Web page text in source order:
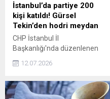
İstanbul’da partiye 200
kişi katıldı! Gürsel
Tekin’den hodri meydan
CHP İstanbul İl
Başkanlığı'nda düzenlenen
katıldı. CHP İstanbul il
Gürsel Tekin, sert ifadelerle
12.07.2026